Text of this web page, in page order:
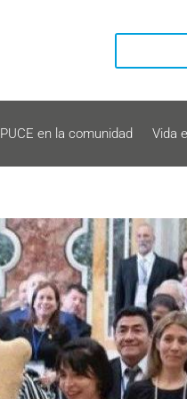
PUCE en la comunidad Vida